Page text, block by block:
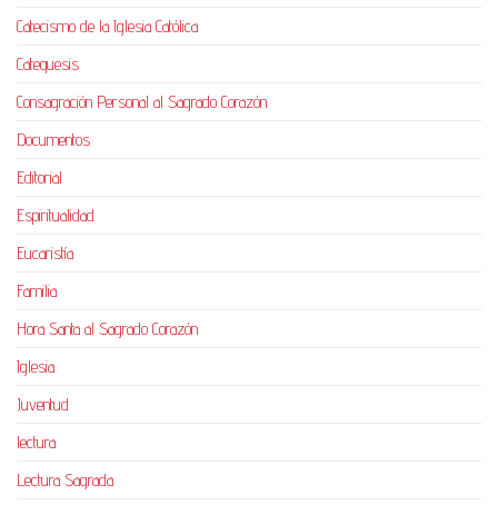
Catecismo de la Iglesia Católica
Catequesis
Consagración Personal al Sagrado Corazón
Documentos
Editorial
Espiritualidad
Eucaristía
Familia
Hora Santa al Sagrado Corazón
Iglesia
Juventud
lectura
Lectura Sagrada